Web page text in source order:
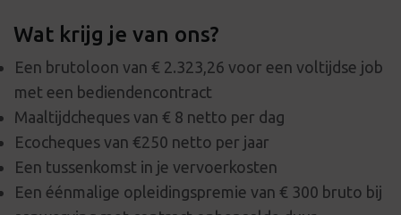
Wat krijg je van ons?
Een brutoloon van € 2.323,26 voor een voltijdse job
met een bediendencontract
Maaltijdcheques van € 8 netto per dag
Ecocheques van €250 netto per jaar
Een tussenkomst in je vervoerkosten
Een éénmalige opleidingspremie van € 300 bruto bij